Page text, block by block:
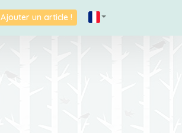
Ajouter un article !